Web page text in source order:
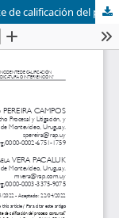
¿Qué puede hacer el acreedor en el incidente de calificación del proceso concursal? ¿Es vinculante para el juez la calificación fortuita de la sindicatura o intervención?